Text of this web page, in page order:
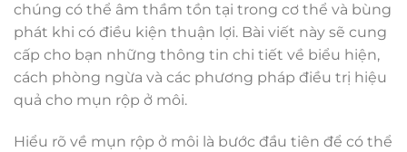
chúng có thể âm thầm tồn tại trong cơ thể và bùng
phát khi có điều kiện thuận lợi. Bài viết này sẽ cung
cấp cho bạn những thông tin chi tiết về biểu hiện,
cách phòng ngừa và các phương pháp điều trị hiệu
quả cho mụn rộp ở môi.
Hiểu rõ về mụn rộp ở môi là bước đầu tiên để có thể